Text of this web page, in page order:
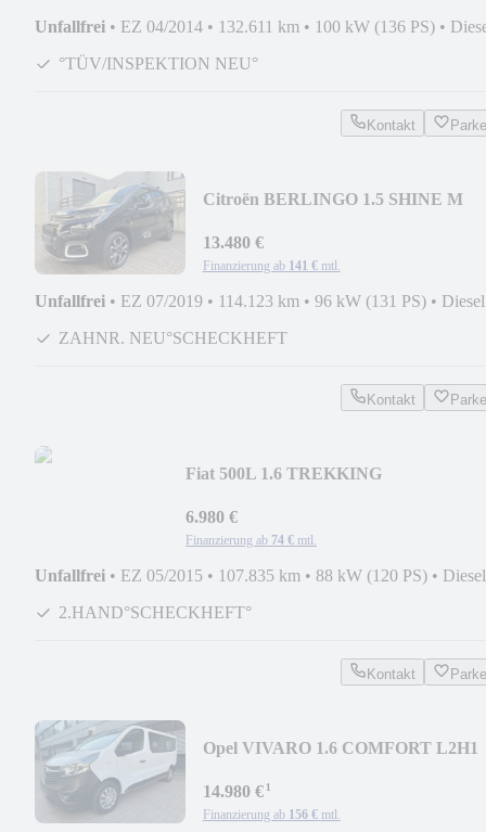
Unfallfrei • EZ 04/2014 • 132.611 km • 100 kW (136 PS) •
°TÜV/INSPEKTION NEU°
Kontakt
Citroën BERLINGO 1.5 SHINE M
13.480 €
Finanzierung ab 141 € mtl.
Unfallfrei • EZ 07/2019 • 114.123 km • 96 kW (131 PS) • Diesel
ZAHNR. NEU°SCHECKHEFT
Kontakt
Fiat 500L 1.6 TREKKING
6.980 €
Finanzierung ab 74 € mtl.
Unfallfrei • EZ 05/2015 • 107.835 km • 88 kW (120 PS) • Diesel
2.HAND°SCHECKHEFT°
Kontakt
Opel VIVARO 1.6 COMFORT L2H1
14.980 €¹
Finanzierung ab 156 € mtl.